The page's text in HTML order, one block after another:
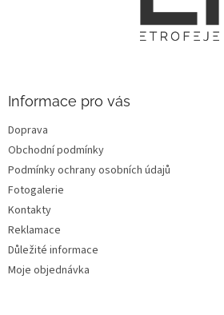
Informace pro vás
Doprava
Obchodní podmínky
Podmínky ochrany osobních údajů
Fotogalerie
Kontakty
Reklamace
Důležité informace
Moje objednávka